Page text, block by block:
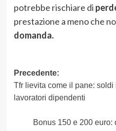
potrebbe rischiare di
prestazione a meno che
domanda.
Navigazione
articolo
Precedente:
Tfr lievita come il pane:
lavoratori dipendenti
Bonus 150 e 200